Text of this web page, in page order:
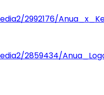
2992176/
2859434/